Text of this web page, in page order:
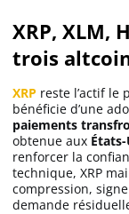
XRP, XLM,
trois
XRP reste l’actif le
bénéficie d’une
paiements
obtenue aux
renforcer la
technique, XRP
compression,
demande